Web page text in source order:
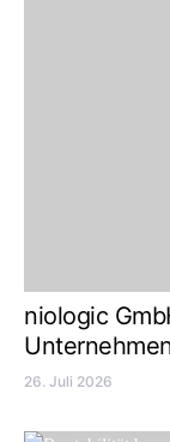
niologic
26. Juli 2026